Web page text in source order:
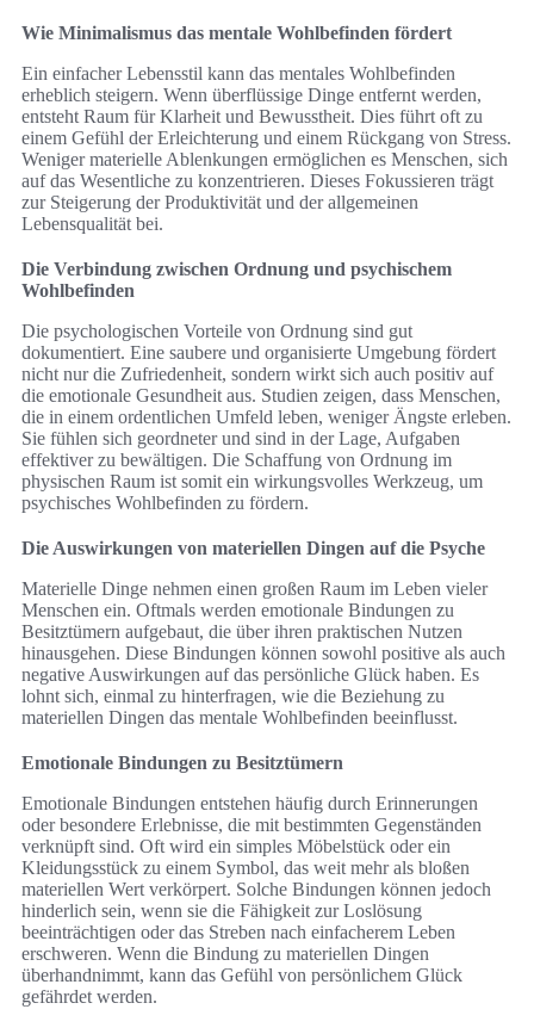
Wie Minimalismus das mentale Wohlbefinden fördert
Ein einfacher Lebensstil kann das mentales Wohlbefinden
erheblich steigern. Wenn überflüssige Dinge entfernt werden,
entsteht Raum für Klarheit und Bewusstheit. Dies führt oft zu
einem Gefühl der Erleichterung und einem Rückgang von Stress.
Weniger materielle Ablenkungen ermöglichen es Menschen, sich
auf das Wesentliche zu konzentrieren. Dieses Fokussieren trägt
zur Steigerung der Produktivität und der allgemeinen
Lebensqualität bei.
Die Verbindung zwischen Ordnung und psychischem
Wohlbefinden
Die psychologischen Vorteile von Ordnung sind gut
dokumentiert. Eine saubere und organisierte Umgebung fördert
nicht nur die Zufriedenheit, sondern wirkt sich auch positiv auf
die emotionale Gesundheit aus. Studien zeigen, dass Menschen,
die in einem ordentlichen Umfeld leben, weniger Ängste erleben.
Sie fühlen sich geordneter und sind in der Lage, Aufgaben
effektiver zu bewältigen. Die Schaffung von Ordnung im
physischen Raum ist somit ein wirkungsvolles Werkzeug, um
psychisches Wohlbefinden zu fördern.
Die Auswirkungen von materiellen Dingen auf die Psyche
Materielle Dinge nehmen einen großen Raum im Leben vieler
Menschen ein. Oftmals werden emotionale Bindungen zu
Besitztümern aufgebaut, die über ihren praktischen Nutzen
hinausgehen. Diese Bindungen können sowohl positive als auch
negative Auswirkungen auf das persönliche Glück haben. Es
lohnt sich, einmal zu hinterfragen, wie die Beziehung zu
materiellen Dingen das mentale Wohlbefinden beeinflusst.
Emotionale Bindungen zu Besitztümern
Emotionale Bindungen entstehen häufig durch Erinnerungen
oder besondere Erlebnisse, die mit bestimmten Gegenständen
verknüpft sind. Oft wird ein simples Möbelstück oder ein
Kleidungsstück zu einem Symbol, das weit mehr als bloßen
materiellen Wert verkörpert. Solche Bindungen können jedoch
hinderlich sein, wenn sie die Fähigkeit zur Loslösung
beeinträchtigen oder das Streben nach einfacherem Leben
erschweren. Wenn die Bindung zu materiellen Dingen
überhandnimmt, kann das Gefühl von persönlichem Glück
gefährdet werden.